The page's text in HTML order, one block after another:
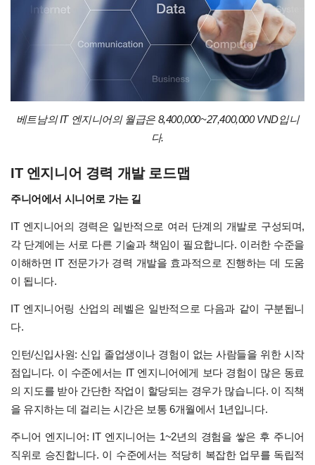
베트남의 IT 엔지니어의 월급은 8,400,000~27,400,000 VND입니
다.
IT 엔지니어 경력 개발 로드맵
주니어에서 시니어로 가는 길
IT 엔지니어의 경력은 일반적으로 여러 단계의 개발로 구성되며,
각 단계에는 서로 다른 기술과 책임이 필요합니다. 이러한 수준을
이해하면 IT 전문가가 경력 개발을 효과적으로 진행하는 데 도움
이 됩니다.
IT 엔지니어링 산업의 레벨은 일반적으로 다음과 같이 구분됩니
다.
인턴/신입사원: 신입 졸업생이나 경험이 없는 사람들을 위한 시작
점입니다. 이 수준에서는 IT 엔지니어에게 보다 경험이 많은 동료
의 지도를 받아 간단한 작업이 할당되는 경우가 많습니다. 이 직책
을 유지하는 데 걸리는 시간은 보통 6개월에서 1년입니다.
주니어 엔지니어: IT 엔지니어는 1~2년의 경험을 쌓은 후 주니어
직위로 승진합니다. 이 수준에서는 적당히 복잡한 업무를 독립적